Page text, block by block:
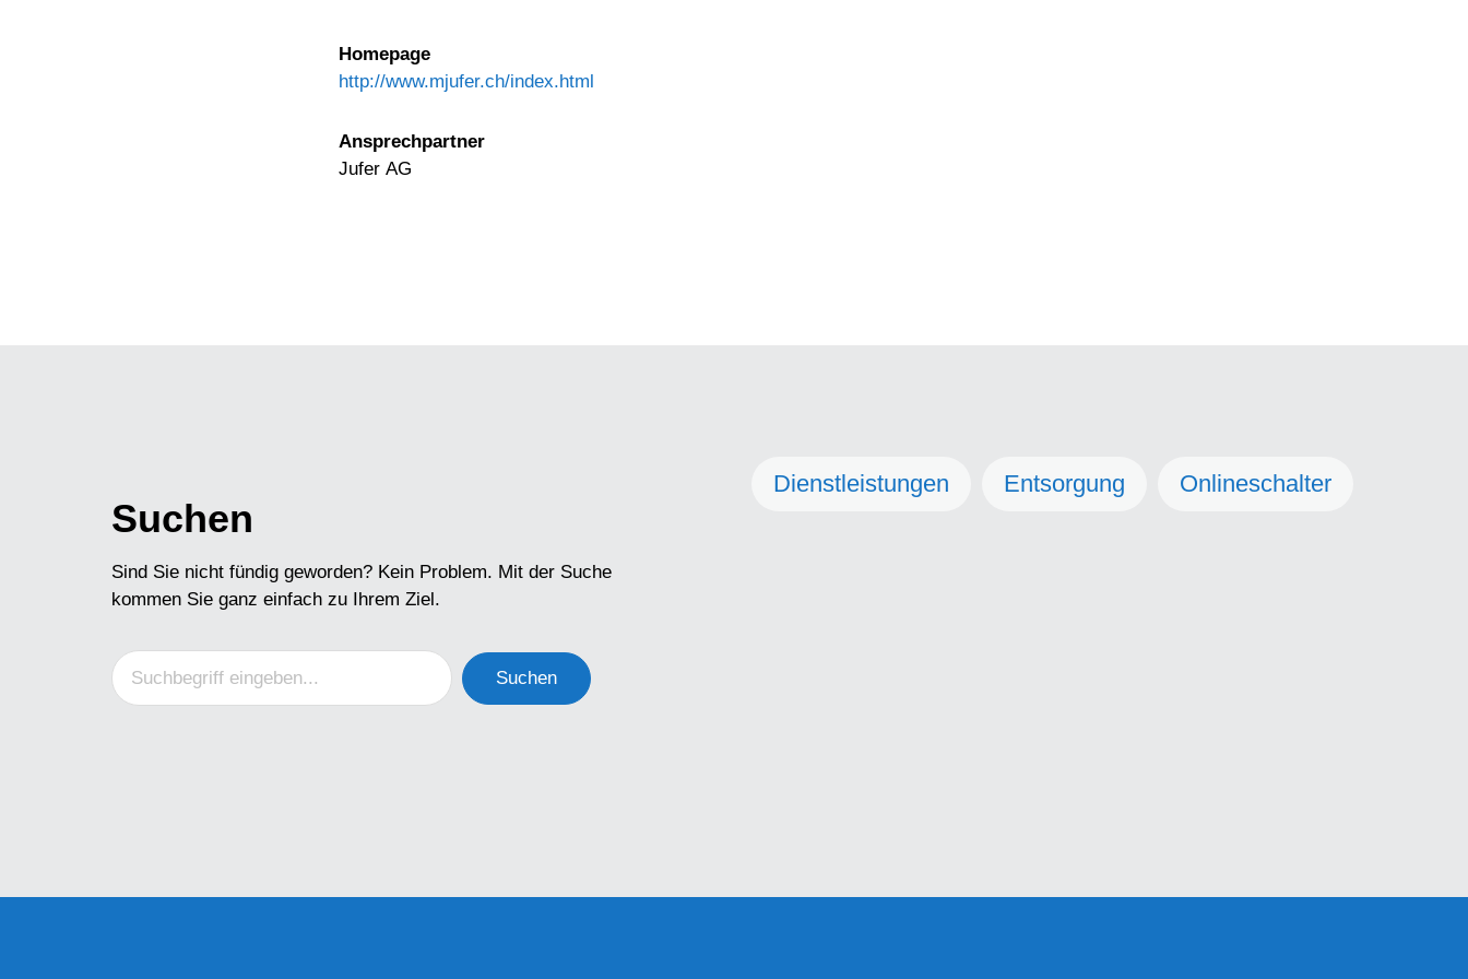
Homepage
http://www.mjufer.ch/index.html
Ansprechpartner
Jufer AG
Suchen
Sind Sie nicht fündig geworden? Kein Problem. Mit der Suche
kommen Sie ganz einfach zu Ihrem Ziel.
Suchen
Dienstleistungen Entsorgung Onlineschalter